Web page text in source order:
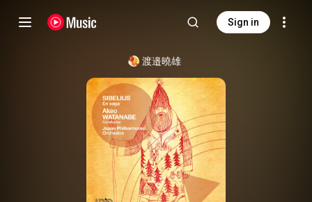
Sign in
渡邉曉雄